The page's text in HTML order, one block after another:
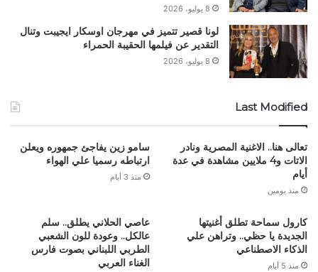
8 يوليو، 2026
لونا قصير تتميز في مهرجان اوسكار ايجيبت وتنال
التقدير عن فيلمها الحقيبة الحمراء
8 يوليو، 2026
Last Modified
تعالى هنا.. الاغنية المصرية ونادر
الاتات و4 ملايين مشاهدة في عدة
أيام
منذ يومين
سامو زين يفاجئ جمهوره ويعلن
ارتباطه رسميا علي الهواء
منذ 3 أيام
كارول سماحة تطلق أغنيتها
الجديدة يا حظي.. وتراهن علي
الذكاء الاصطناعي
منذ 5 أيام
عاصي الحلاني يطلق.. سلم
عالكل.. وعودة للون الشعبي
الطربي اللبناني بصوت فارس
الغناء العربي